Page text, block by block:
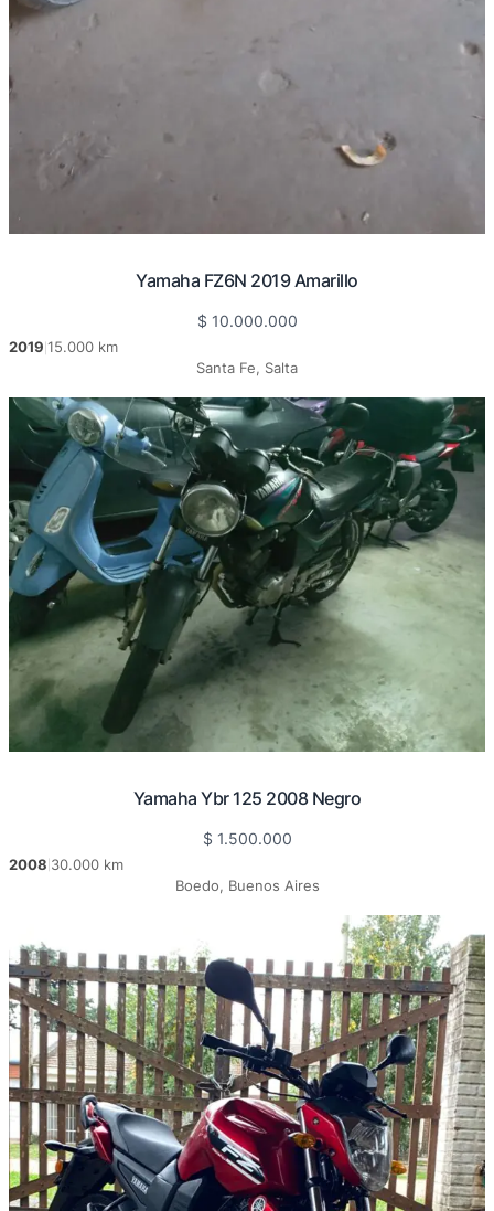
Yamaha FZ6N 2019 Amarillo
$ 10.000.000
2019 15.000 km
Santa Fe, Salta
Yamaha Ybr 125 2008 Negro
$ 1.500.000
2008 30.000 km
Boedo, Buenos Aires